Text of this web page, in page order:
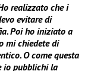
realizzato che i
evitare di
Poi ho iniziato a
mi chiedete di
O come questa
io pubblichi la